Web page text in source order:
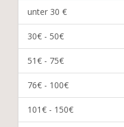
unter 30 €
30€ - 50€
51€ - 75€
76€ - 100€
101€ - 150€